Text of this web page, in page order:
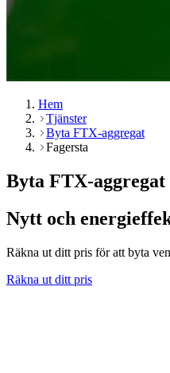
Hem
Tjänster
Byta FTX-aggregat
Fagersta
Byta FTX-aggregat
Nytt och
Räkna ut ditt pris för att byta
Räkna ut ditt pris